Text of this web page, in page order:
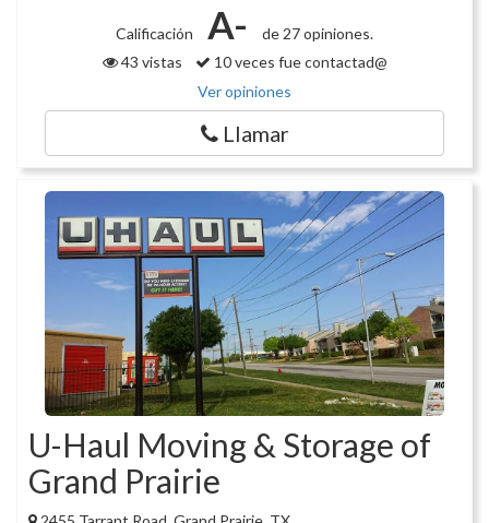
Calificación A-
de 27 opiniones.
43 vistas
10 veces fue contactad@
Ver opiniones
Llamar
U-Haul Moving & Storage of
Grand Prairie